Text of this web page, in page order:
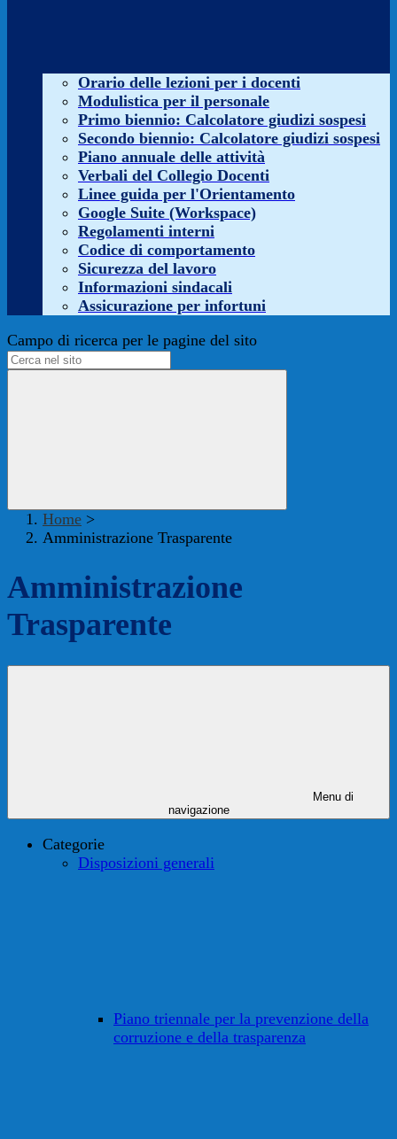
Orario delle lezioni per i docenti
Modulistica per il personale
Primo biennio: Calcolatore giudizi sospesi
Secondo biennio: Calcolatore giudizi sospesi
Piano annuale delle attività
Verbali del Collegio Docenti
Linee guida per l'Orientamento
Google Suite (Workspace)
Regolamenti interni
Codice di comportamento
Sicurezza del lavoro
Informazioni sindacali
Assicurazione per infortuni
Campo di ricerca per le pagine del sito
Home >
Amministrazione Trasparente
Amministrazione
Trasparente
Menu di
navigazione
Categorie
Disposizioni generali
Piano triennale per la prevenzione della
corruzione e della trasparenza